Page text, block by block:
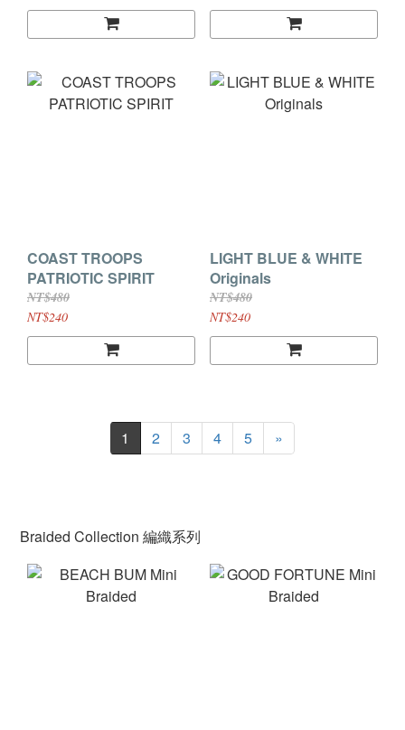
COAST TROOPS
PATRIOTIC SPIRIT
NT$480
NT$240
LIGHT BLUE & WHITE
Originals
NT$480
NT$240
1 2 3 4 5 »
Braided Collection 編織系列